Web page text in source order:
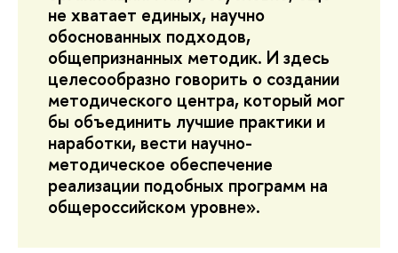
не хватает единых, научно
обоснованных подходов,
общепризнанных методик. И здесь
целесообразно говорить о создании
методического центра, который мог
бы объединить лучшие практики и
наработки, вести научно-
методическое обеспечение
реализации подобных программ на
общероссийском уровне».